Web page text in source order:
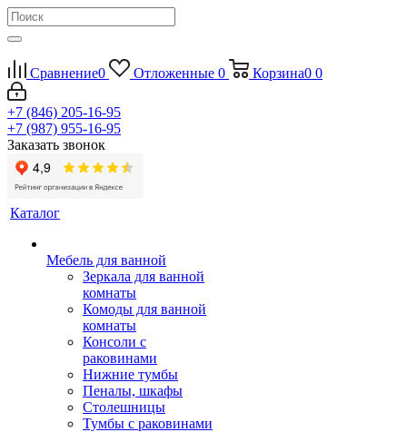
Сравнение0 Отложенные 0 Корзина0 0
+7 (846) 205-16-95
+7 (987) 955-16-95
Заказать звонок
Каталог
Мебель для ванной
Зеркала для ванной
комнаты
Комоды для ванной
комнаты
Консоли с
раковинами
Нижние тумбы
Пеналы, шкафы
Столешницы
Тумбы с раковинами